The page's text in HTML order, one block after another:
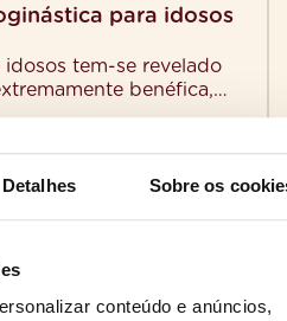
Detalhes Sobre os
conteúdo e anúncios,
para idosos
tem-se revelado
benéfica,
mas também para o